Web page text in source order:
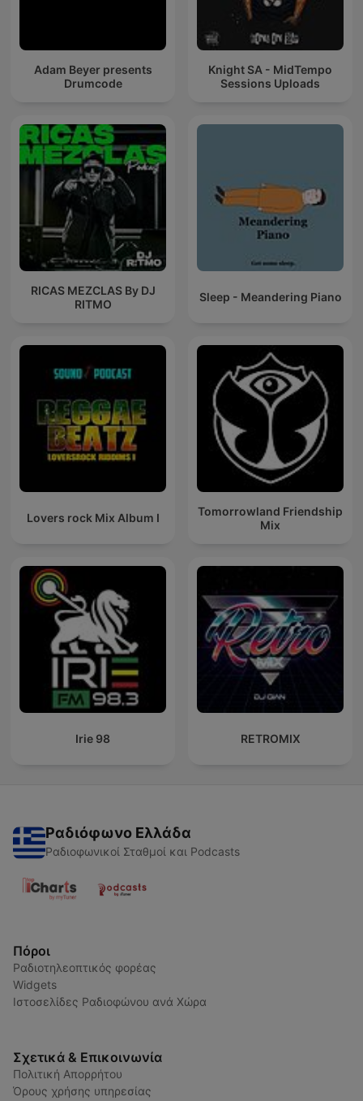
Adam Beyer presents
Drumcode
Knight SA - MidTempo
Sessions Uploads
RICAS MEZCLAS By DJ
RITMO
Sleep - Meandering Piano
Lovers rock Mix Album I
Tomorrowland Friendship
Mix
Irie 98 RETROMIX
Ραδιόφωνο Ελλάδα
Ραδιοφωνικοί Σταθμοί και Podcasts
Πόροι
Ραδιοτηλεοπτικός φορέας
Widgets
Ιστοσελίδες Ραδιοφώνου ανά Χώρα
Σχετικά & Επικοινωνία
Πολιτική Απορρήτου
Όρους χρήσης υπηρεσίας